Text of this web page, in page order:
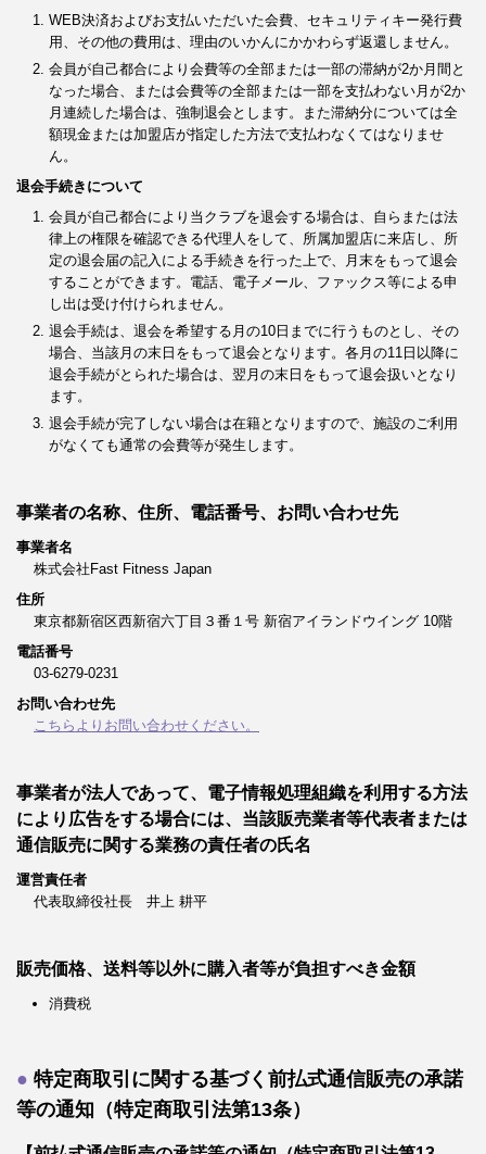
WEB決済およびお支払いただいた会費、セキュリティキー発行費
用、その他の費用は、理由のいかんにかかわらず返還しません。
会員が自己都合により会費等の全部または一部の滞納が2か月間と
なった場合、または会費等の全部または一部を支払わない月が2か
月連続した場合は、強制退会とします。また滞納分については全
額現金または加盟店が指定した方法で支払わなくてはなりませ
ん。
退会手続きについて
会員が自己都合により当クラブを退会する場合は、自らまたは法
律上の権限を確認できる代理人をして、所属加盟店に来店し、所
定の退会届の記入による手続きを行った上で、月末をもって退会
することができます。電話、電子メール、ファックス等による申
し出は受け付けられません。
退会手続は、退会を希望する月の10日までに行うものとし、その
場合、当該月の末日をもって退会となります。各月の11日以降に
退会手続がとられた場合は、翌月の末日をもって退会扱いとなり
ます。
退会手続が完了しない場合は在籍となりますので、施設のご利用
がなくても通常の会費等が発生します。
事業者の名称、住所、電話番号、お問い合わせ先
事業者名
株式会社Fast Fitness Japan
住所
東京都新宿区西新宿六丁目３番１号 新宿アイランドウイング 10階
電話番号
03-6279-0231
お問い合わせ先
こちらよりお問い合わせください。
事業者が法人であって、電子情報処理組織を利用する方法
により広告をする場合には、当該販売業者等代表者または
通信販売に関する業務の責任者の氏名
運営責任者
代表取締役社長 井上 耕平
販売価格、送料等以外に購入者等が負担すべき金額
消費税
特定商取引に関する基づく前払式通信販売の承諾
等の通知（特定商取引法第13条）